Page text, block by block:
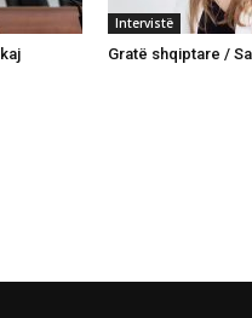
Intervistë
Gratë shqiptare /